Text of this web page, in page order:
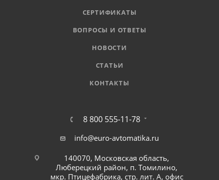
СЕРТИФИКАТЫ
ВОПРОСЫ И ОТВЕТЫ
НОВОСТИ
СТАТЬИ
КОНТАКТЫ
8 800 555-11-78
info@euro-avtomatika.ru
140070, Московская область,
Люберецкий район, п. Томилино,
мкр. Птицефабрика, стр. лит. А, офис